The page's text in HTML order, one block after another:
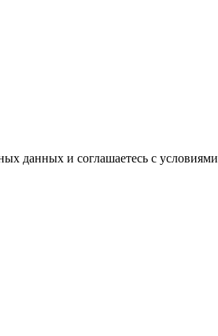
данных и соглашаетесь с условиями